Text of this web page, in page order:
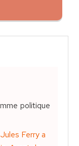
politique
Ferry a